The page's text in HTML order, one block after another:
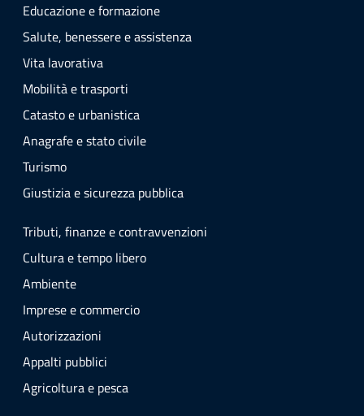
Educazione e formazione
Salute, benessere e assistenza
Vita lavorativa
Mobilità e trasporti
Catasto e urbanistica
Anagrafe e stato civile
Turismo
Giustizia e sicurezza pubblica
Tributi, finanze e contravvenzioni
Cultura e tempo libero
Ambiente
Imprese e commercio
Autorizzazioni
Appalti pubblici
Agricoltura e pesca